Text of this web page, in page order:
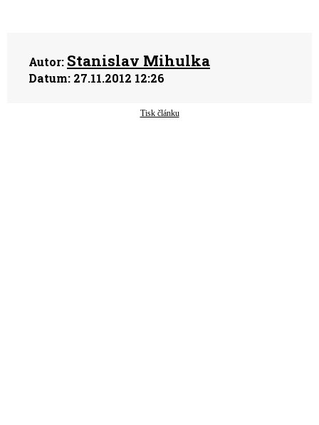
Autor: Stanislav Mihulka
Datum: 27.11.2012 12:26
Tisk článku